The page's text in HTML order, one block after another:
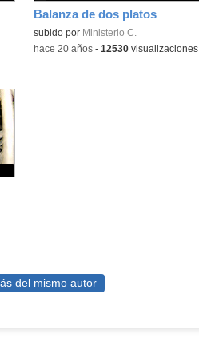
Balanza de dos platos
subido por Ministerio C.
-hace 20 años- 12530visualizaciones
del mismo autor